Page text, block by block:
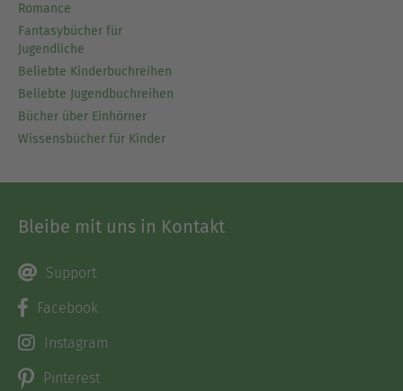
Romance
Fantasybücher für
Jugendliche
Beliebte Kinderbuchreihen
Beliebte Jugendbuchreihen
Bücher über Einhörner
Wissensbücher für Kinder
Bleibe mit uns in Kontakt
Support
Facebook
Instagram
Pinterest